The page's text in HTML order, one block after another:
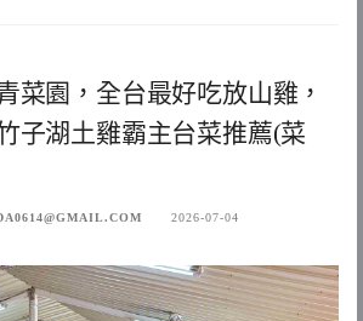
菜園，全台最好吃放山雞，
子湖土雞霸主台菜推薦(菜
2026-07-04